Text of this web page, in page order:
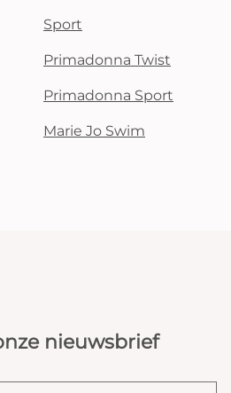
Sport
Primadonna Twist
Primadonna Sport
Marie Jo Swim
nieuwsbrief